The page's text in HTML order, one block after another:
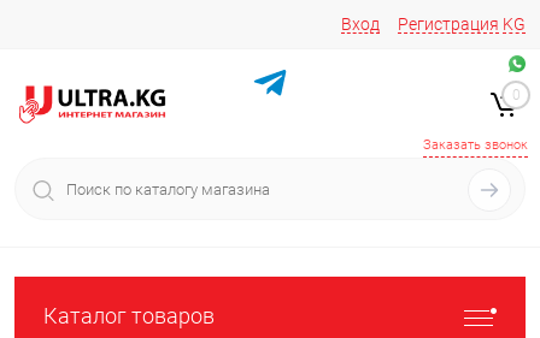
Вход Регистрация KG
+996 776161037
+996 772022908
Заказать звонок
0
Каталог товаров